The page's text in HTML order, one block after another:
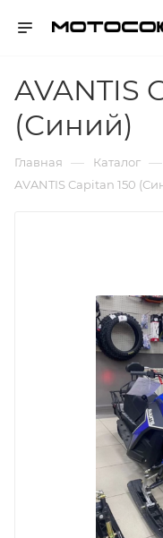
AVANTIS
(Синий)
Главная — Каталог —
AVANTIS Capitan 150